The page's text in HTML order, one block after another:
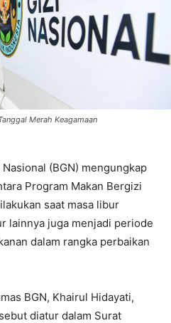
Merah Keagamaan
Nasional (BGN) mengungkap
Program Makan Bergizi
saat masa libur
lainnya juga menjadi periode
dalam rangka perbaikan
BGN, Khairul Hidayati,
diatur dalam Surat